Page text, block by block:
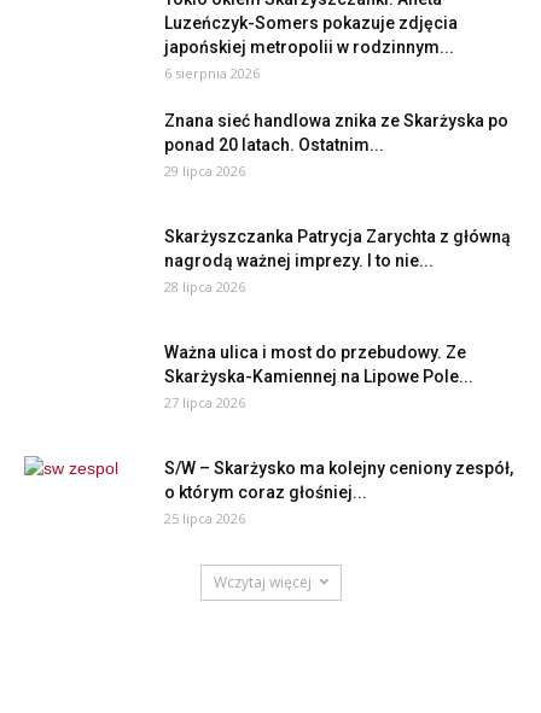
Luzeńczyk-Somers pokazuje zdjęcia
japońskiej metropolii w rodzinnym...
6 sierpnia 2026
Znana sieć handlowa znika ze Skarżyska po
ponad 20 latach. Ostatnim...
29 lipca 2026
Skarżyszczanka Patrycja Zarychta z główną
nagrodą ważnej imprezy. I to nie...
28 lipca 2026
Ważna ulica i most do przebudowy. Ze
Skarżyska-Kamiennej na Lipowe Pole...
27 lipca 2026
S/W – Skarżysko ma kolejny ceniony zespół,
o którym coraz głośniej...
25 lipca 2026
Wczytaj więcej